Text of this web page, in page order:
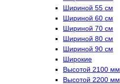
Шириной 55 см
Шириной 60 см
Шириной 70 см
Шириной 80 см
Шириной 90 см
Широкие
Высотой 2100 мм
Высотой 2200 мм